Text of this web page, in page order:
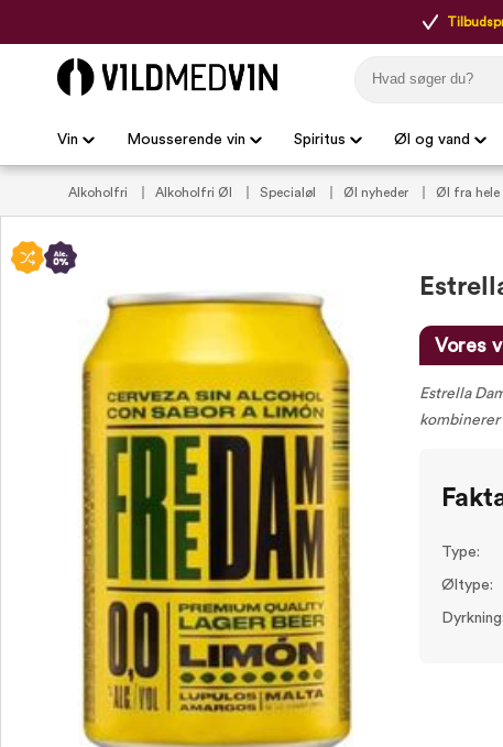
Vin Mousserende vin Spiritus Øl og vand
Alkoholfri Alkoholfri Øl Specialøl Øl nyheder Øl fra hele
Vores
Estrella
kombinerer
Type:
Øltype:
Dyrkning: